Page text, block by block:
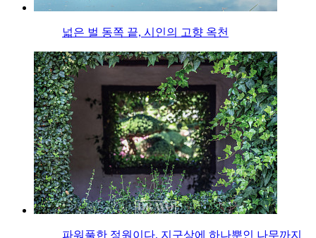
넓은 벌 동쪽 끝, 시인의 고향 옥천
파워풀한 정원이다, 지구상에 하나뿐인 나무까지